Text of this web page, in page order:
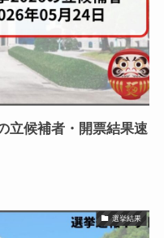
立候補者・開票結果速
選挙結果